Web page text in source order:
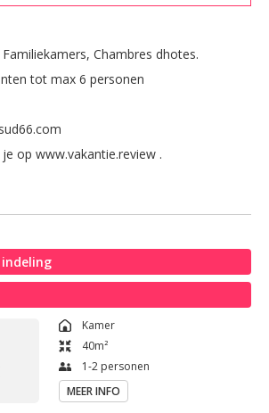
Chambres dhotes.
tot max 6 personen
op www.vakantie.review .
Kamer
40m²
1-2 personen
MEER INFO